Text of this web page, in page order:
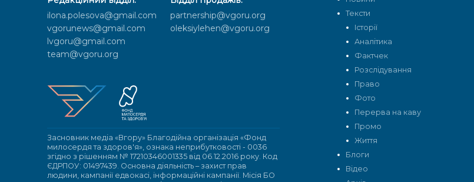
ilona.polesova@gmail.com
vgorunews@gmail.com
lvgoru@gmail.com
team@vgoru.org
partnership@vgoru.org
oleksiylehen@vgoru.org
Засновник медіа «Вгору» Благодійна організація «Фонд
милосердя та здоров'я», ознака неприбутковості - 0036
згідно з рішенням № 17210346001335 від 06.12.2016 року. Код
ЄДРПОУ: 01497439. Основна діяльність – захист прав
людини, кампанії едвокасі, інформаційні кампанії. Місія БО
Тексти
Історії
Аналітика
Фактчек
Розслідування
Право
Фото
Перерва на каву
Промо
Життя
Блоги
Відео